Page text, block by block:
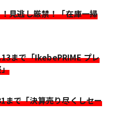
見逃し厳禁！「在庫一掃
まで「IkebePRIME プレ
まで「決算売り尽くしセー